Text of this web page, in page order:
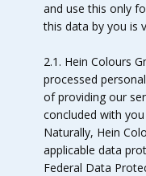
and use this only
this data by you is
2.1. Hein Colours
processed
of providing our
concluded with
Naturally, Hein
applicable data
Federal Data